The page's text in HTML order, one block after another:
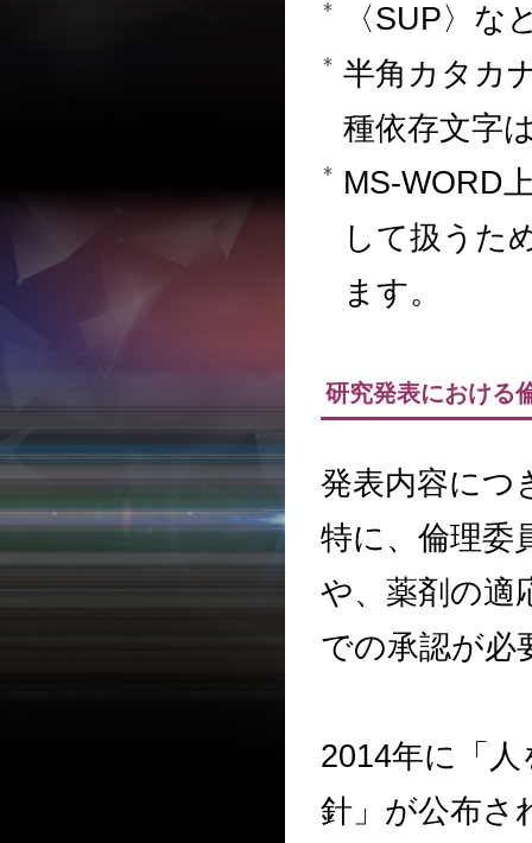
〈SUP〉
半角カタカ
種依存文字
MS-WORD
して扱うた
ます。
研究発表における
発表内容につ
特に、倫理委
や、薬剤の適
での承認が必
2014年に「
針」が公布さ